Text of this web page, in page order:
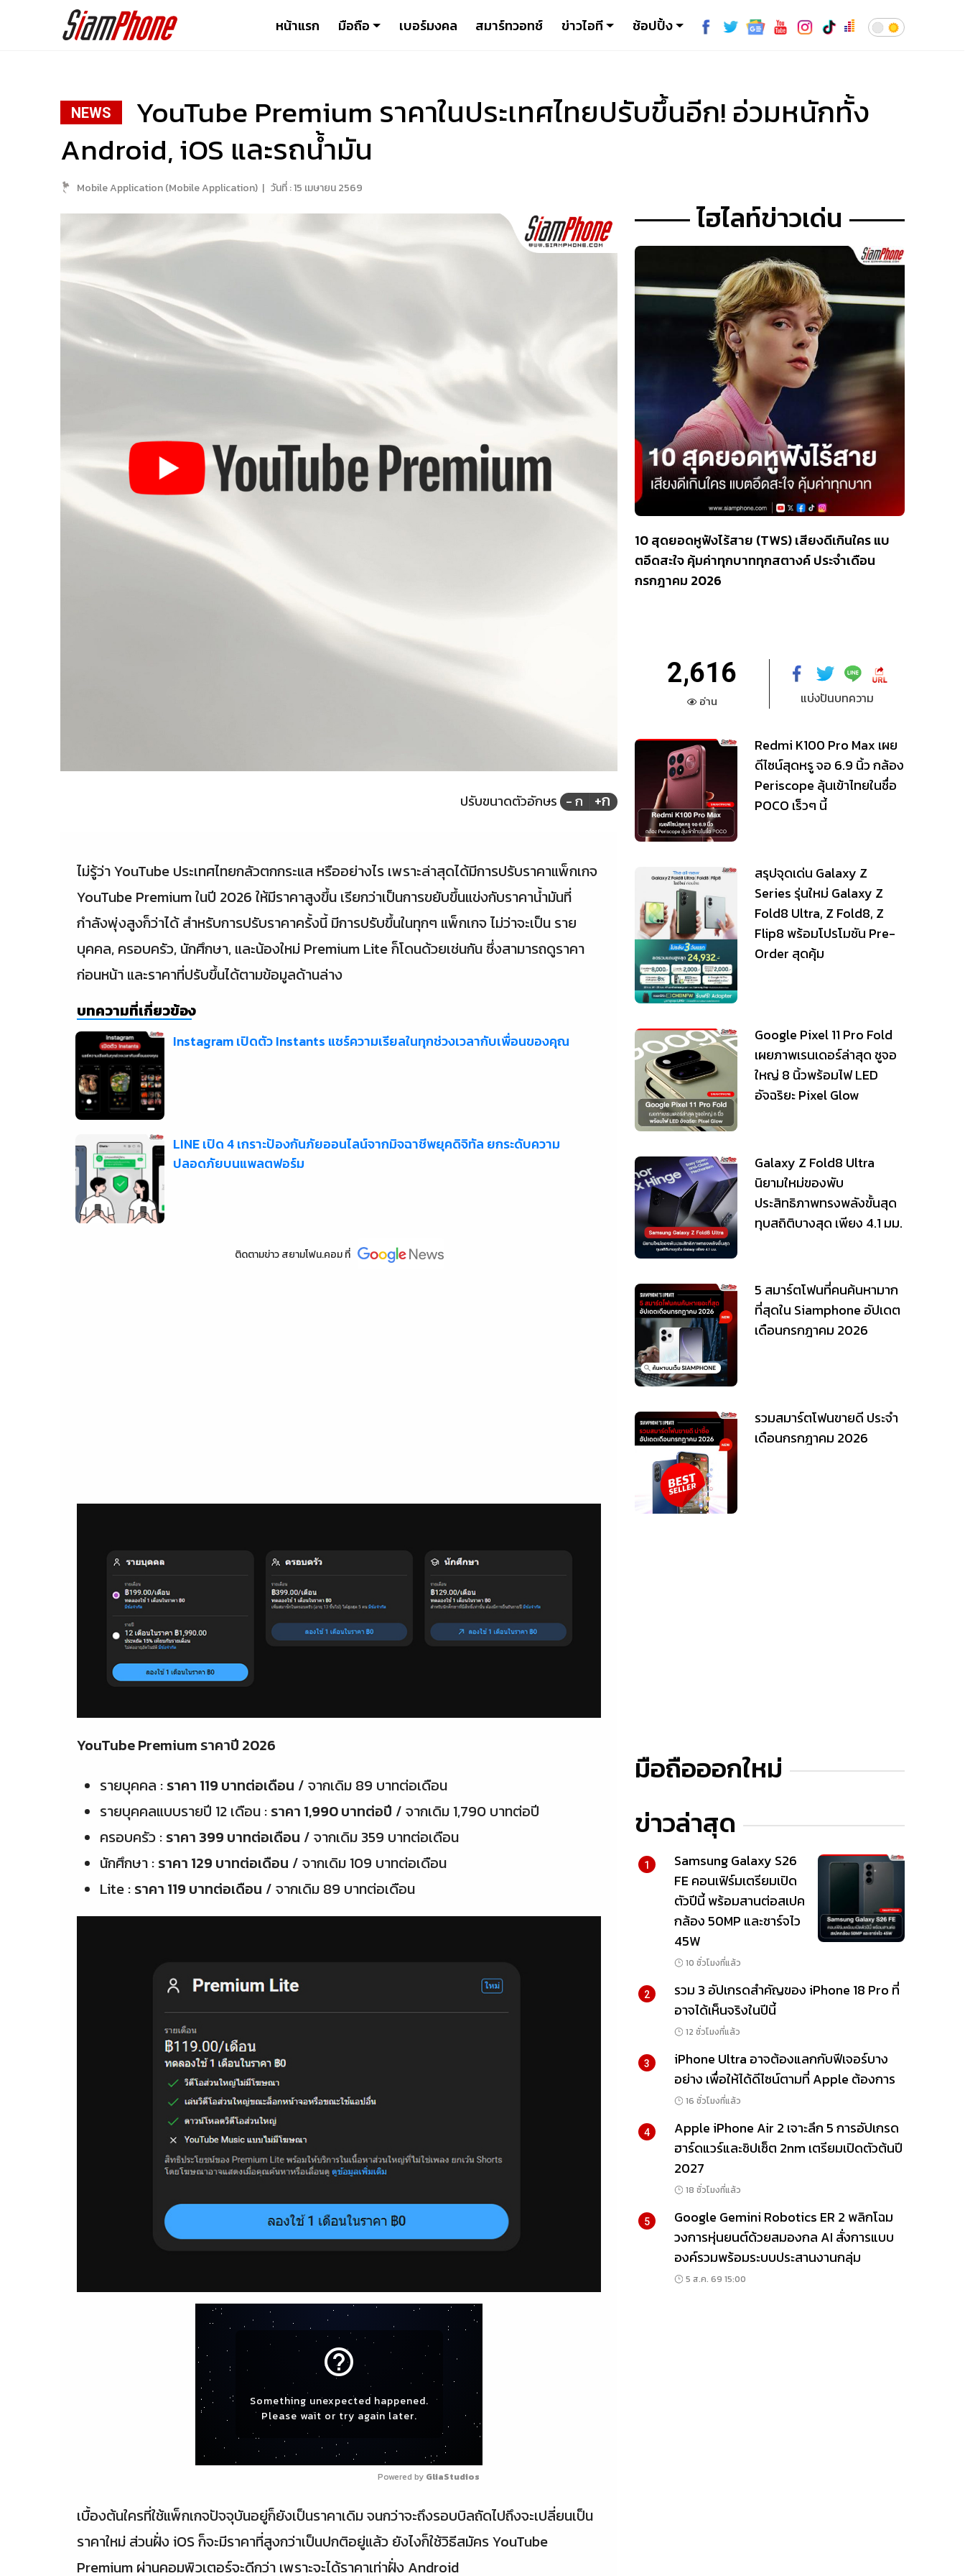
หน้าแรก มือถือ เบอร์มงคล สมาร์ทวอทช์ ข่าวไอที ช้อปปิ้ง
NEWS
YouTube Premium ราคาในประเทศไทยปรับขึ้นอีก! อ่วมหนักทั้ง
Android, iOS และรถน้ำมัน
Mobile Application (Mobile Application) | วันที่ :15 เมษายน 2569
ปรับขนาดตัวอักษร - ก +ก
ไม่รู้ว่า YouTube ประเทศไทยกลัวตกกระแส หรืออย่างไร เพราะล่าสุดได้มีการปรับราคาแพ็กเกจ
YouTube Premium ในปี 2026 ให้มีราคาสูงขึ้น เรียกว่าเป็นการขยับขึ้นแข่งกับราคาน้ำมันที่
กำลังพุ่งสูงก็ว่าได้ สำหรับการปรับราคาครั้งนี้ มีการปรับขึ้นในทุกๆ แพ็กเกจ ไม่ว่าจะเป็น ราย
บุคคล, ครอบครัว, นักศึกษา, และน้องใหม่ Premium Lite ก็โดนด้วยเช่นกัน ซึ่งสามารถดูราคา
ก่อนหน้า และราคาที่ปรับขึ้นได้ตามข้อมูลด้านล่าง
บทความที่เกี่ยวข้อง
Instagram เปิดตัว Instants แชร์ความเรียลในทุกช่วงเวลากับเพื่อนของคุณ
LINE เปิด 4 เกราะป้องกันภัยออนไลน์จากมิจฉาชีพยุคดิจิทัล ยกระดับความ
ปลอดภัยบนแพลตฟอร์ม
ติดตามข่าวสยามโฟน.คอมที่
YouTube Premium ราคาปี 2026
รายบุคคล : ราคา 119 บาทต่อเดือน / จากเดิม 89 บาทต่อเดือน
รายบุคคลแบบรายปี 12 เดือน : ราคา 1,990 บาทต่อปี / จากเดิม 1,790 บาทต่อปี
ครอบครัว : ราคา 399 บาทต่อเดือน / จากเดิม 359 บาทต่อเดือน
นักศึกษา : ราคา 129 บาทต่อเดือน / จากเดิม 109 บาทต่อเดือน
Lite : ราคา 119 บาทต่อเดือน / จากเดิม 89 บาทต่อเดือน
help_outline
Something unexpected happened.
Please wait or try again later.
Powered by GliaStudios
เบื้องต้นใครที่ใช้แพ็กเกจปัจจุบันอยู่ก็ยังเป็นราคาเดิม จนกว่าจะถึงรอบบิลถัดไปถึงจะเปลี่ยนเป็น
ราคาใหม่ ส่วนฝั่ง iOS ก็จะมีราคาที่สูงกว่าเป็นปกติอยู่แล้ว ยังไงก็ใช้วิธีสมัคร YouTube
Premium ผ่านคอมพิวเตอร์จะดีกว่า เพราะจะได้ราคาเท่าฝั่ง Android
ไฮไลท์ข่าวเด่น
10 สุดยอดหูฟังไร้สาย (TWS) เสียงดีเกินใคร แบ
ตอึดสะใจ คุ้มค่าทุกบาททุกสตางค์ ประจำเดือน
กรกฎาคม 2026
2,616
อ่าน แบ่งปันบทความ
Redmi K100 Pro Max เผย
ดีไซน์สุดหรู จอ 6.9 นิ้ว กล้อง
Periscope ลุ้นเข้าไทยในชื่อ
POCO เร็วๆ นี้
สรุปจุดเด่น Galaxy Z
Series รุ่นใหม่ Galaxy Z
Fold8 Ultra, Z Fold8, Z
Flip8 พร้อมโปรโมชัน Pre-
Order สุดคุ้ม
Google Pixel 11 Pro Fold
เผยภาพเรนเดอร์ล่าสุด ชูจอ
ใหญ่ 8 นิ้วพร้อมไฟ LED
อัจฉริยะ Pixel Glow
Galaxy Z Fold8 Ultra
นิยามใหม่ของพับ
ประสิทธิภาพทรงพลังขั้นสุด
ทุบสถิติบางสุด เพียง 4.1 มม.
5 สมาร์ตโฟนที่คนค้นหามาก
ที่สุดใน Siamphone อัปเดต
เดือนกรกฎาคม 2026
รวมสมาร์ตโฟนขายดี ประจำ
เดือนกรกฎาคม 2026
มือถือออกใหม่
ข่าวล่าสุด
1
Samsung Galaxy S26
FE คอนเฟิร์มเตรียมเปิด
ตัวปีนี้ พร้อมสานต่อสเปค
กล้อง 50MP และชาร์จไว
45W
10 ชั่วโมงที่แล้ว
2
รวม 3 อัปเกรดสำคัญของ iPhone 18 Pro ที่
อาจได้เห็นจริงในปีนี้
12 ชั่วโมงที่แล้ว
3
iPhone Ultra อาจต้องแลกกับฟีเจอร์บาง
อย่าง เพื่อให้ได้ดีไซน์ตามที่ Apple ต้องการ
16 ชั่วโมงที่แล้ว
4
Apple iPhone Air 2 เจาะลึก 5 การอัปเกรด
ฮาร์ดแวร์และชิปเซ็ต 2nm เตรียมเปิดตัวต้นปี
2027
18 ชั่วโมงที่แล้ว
5
Google Gemini Robotics ER 2 พลิกโฉม
วงการหุ่นยนต์ด้วยสมองกล AI สั่งการแบบ
องค์รวมพร้อมระบบประสานงานกลุ่ม
5 ส.ค. 69 15:00